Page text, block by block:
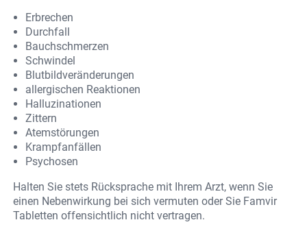
Erbrechen
Durchfall
Bauchschmerzen
Schwindel
Blutbildveränderungen
allergischen Reaktionen
Halluzinationen
Zittern
Atemstörungen
Krampfanfällen
Psychosen
Halten Sie stets Rücksprache mit Ihrem Arzt, wenn Sie
einen Nebenwirkung bei sich vermuten oder Sie Famvir
Tabletten offensichtlich nicht vertragen.